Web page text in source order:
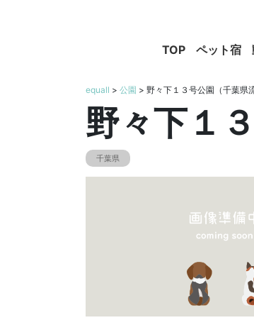
TOP ペット宿
equall > 公園 > 野々下１３号公園（千葉県
野々下１
千葉県